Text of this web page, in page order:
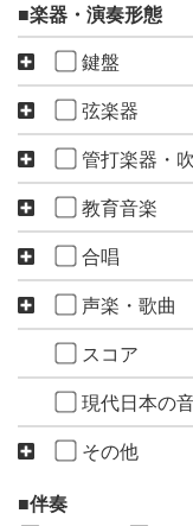
楽器・演奏形態
鍵盤
弦楽器
管打楽器・
教育音楽
合唱
声楽・歌曲
スコア
現代日本の
その他
伴奏